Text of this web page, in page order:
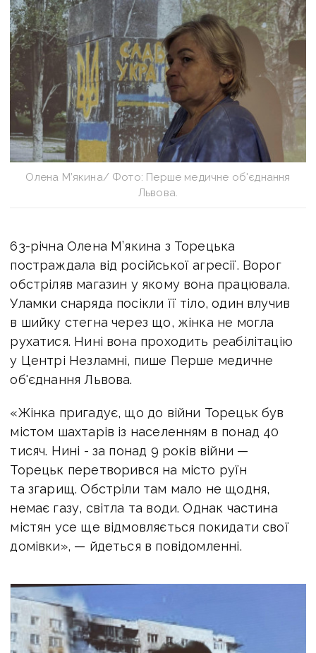
Олена М’якина/ Фото: Перше медичне об'єднання
Львова.
63-річна Олена М’якина з Торецька
постраждала від російської агресії. Ворог
обстріляв магазин у якому вона працювала.
Уламки снаряда посікли її тіло, один влучив
в шийку стегна через що, жінка не могла
рухатися. Нині вона проходить реабілітацію
у Центрі Незламні, пише Перше медичне
об'єднання Львова.
«Жінка пригадує, що до війни Торецьк був
містом шахтарів із населенням в понад 40
тисяч. Нині - за понад 9 років війни —
Торецьк перетворився на місто руїн
та згарищ. Обстріли там мало не щодня,
немає газу, світла та води. Однак частина
містян усе ще відмовляється покидати свої
домівки», — йдеться в повідомленні.